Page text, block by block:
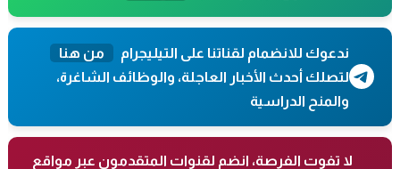
ندعوك للانضمام لقناتنا على التيليجرام
من هنا
لتصلك أحدث الأخبار العاجلة، والوظائف الشاغرة،
والمنح الدراسية
لا تفوت الفرصة، انضم لقنوات المتقدمون عبر مواقع